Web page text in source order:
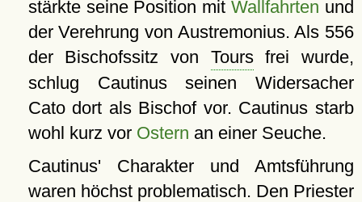
stärkte seine Position mitWallfahrten und
der Verehrung von Austremonius. Als 556
der Bischofssitz von Toursfrei wurde,
schlug Cautinus seinen Widersacher
Cato dort als Bischof vor. Cautinus starb
wohl kurz vor Ostern an einer Seuche.
Cautinus' Charakter und Amtsführung
waren höchst problematisch. Den Priester